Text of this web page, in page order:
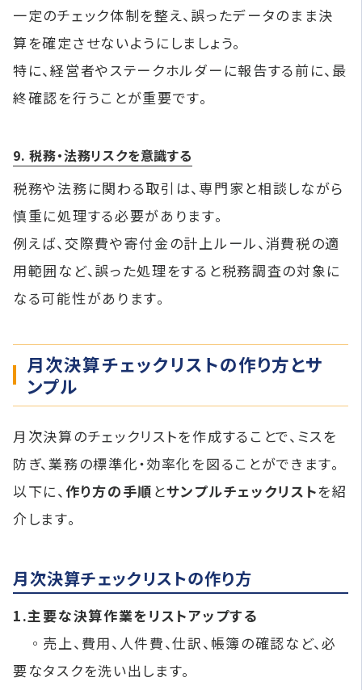
一定のチェック体制を整え、誤ったデータのまま決
算を確定させないようにしましょう。
特に、経営者やステークホルダーに報告する前に、最
終確認を行うことが重要です。
9. 税務・法務リスクを意識する
税務や法務に関わる取引は、専門家と相談しながら
慎重に処理する必要があります。
例えば、交際費や寄付金の計上ルール、消費税の適
用範囲など、誤った処理をすると税務調査の対象に
なる可能性があります。
月次決算チェックリストの作り方とサ
ンプル
月次決算のチェックリストを作成することで、ミスを
防ぎ、業務の標準化・効率化を図ることができます。
以下に、 作り方の手順 とサンプルチェックリストを紹
介します。
月次決算チェックリストの作り方
1.主要な決算作業をリストアップする
◦売上、費用、人件費、仕訳、帳簿の確認など、必
要なタスクを洗い出します。